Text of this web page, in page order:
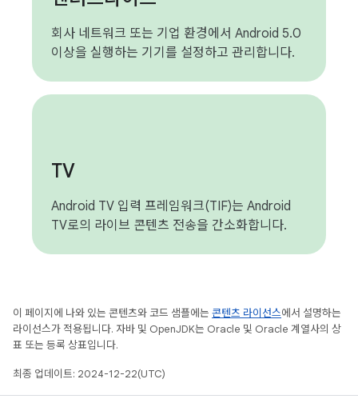
회사 네트워크 또는 기업 환경에서 Android 5.0
이상을 실행하는 기기를 설정하고 관리합니다.
TV
Android TV 입력 프레임워크(TIF)는 Android
TV로의 라이브 콘텐츠 전송을 간소화합니다.
이 페이지에 나와 있는 콘텐츠와 코드 샘플에는 콘텐츠 라이선스에서 설명하는
라이선스가 적용됩니다. 자바 및 OpenJDK는 Oracle 및 Oracle 계열사의 상
표 또는 등록 상표입니다.
최종 업데이트: 2024-12-22(UTC)